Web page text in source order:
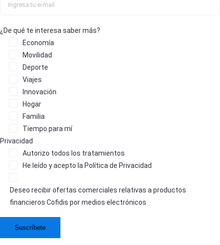
¿De qué te interesa saber más?
Economía
Movilidad
Deporte
Viajes
Innovación
Hogar
Familia
Tiempo para mí
Privacidad
Autorizo todos los tratamientos
He leído y acepto la Política de Privacidad
Deseo recibir ofertas comerciales relativas a productos
financieros Cofidis por medios electrónicos